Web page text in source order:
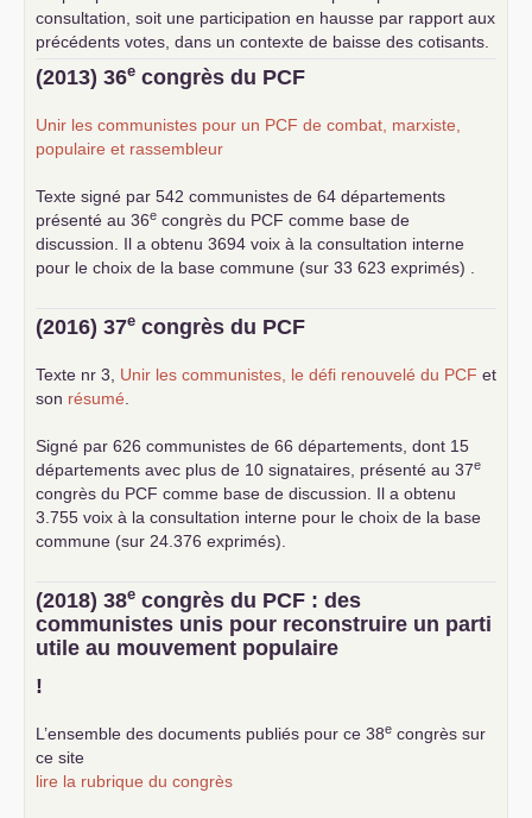
consultation, soit une participation en hausse par rapport aux
précédents votes, dans un contexte de baisse des cotisants.
... lire la suite
(2013) 36e congrès du PCF
Unir les communistes pour un PCF de combat, marxiste,
populaire et rassembleur
Texte signé par 542 communistes de 64 départements
présenté au 36e congrès du PCF comme base de
discussion. Il a obtenu 3694 voix à la consultation interne
pour le choix de la base commune (sur 33 623 exprimés) .
(2016) 37e congrès du PCF
Texte nr 3, Unir les communistes, le défi renouvelé du PCF et
son résumé
Signé par 626 communistes de 66 départements, dont 15
départements avec plus de 10 signataires, présenté au 37e
congrès du PCF comme base de discussion. Il a obtenu
3.755 voix à la consultation interne pour le choix de la base
commune (sur 24.376 exprimés).
(2018) 38e congrès du PCF : des
communistes unis pour reconstruire un parti
utile au mouvement populaire
!
L’ensemble des documents publiés pour ce 38e congrès sur
ce site
lire la rubrique du congrès